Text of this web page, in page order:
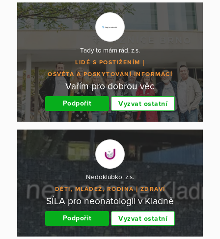
Tady to mám rád, z.s.
LIDÉ S POSTIŽENÍM
OSVĚTA A POSKYTOVÁNÍ INFORMACÍ
Vařím pro dobrou věc
Podpořit Vyzvat ostatní
Nedoklubko, z.s.
DĚTI, MLÁDEŽ, RODINA ZDRAVÍ
SÍLA pro neonatologii v Kladně
Podpořit Vyzvat ostatní